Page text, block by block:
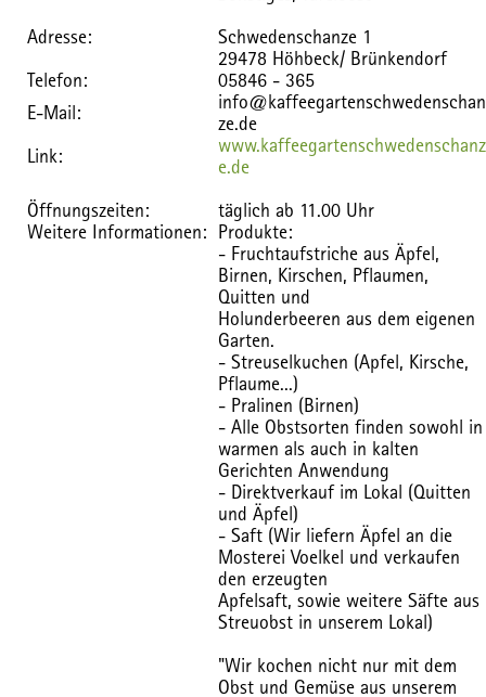
Adresse:
Schwedenschanze 1
29478 Höhbeck/ Brünkendorf
Telefon:
05846 - 365
E-Mail:
info@kaffeegartenschwedenschan
ze.de
Link:
www.kaffeegartenschwedenschanz
e.de
Öffnungszeiten:
täglich ab 11.00 Uhr
Weitere Informationen: Produkte:
- Fruchtaufstriche aus Äpfel,
Birnen, Kirschen, Pflaumen,
Quitten und
Holunderbeeren aus dem eigenen
Garten.
- Streuselkuchen (Apfel, Kirsche,
Pflaume...)
- Pralinen (Birnen)
- Alle Obstsorten finden sowohl in
warmen als auch in kalten
Gerichten Anwendung
- Direktverkauf im Lokal (Quitten
und Äpfel)
- Saft (Wir liefern Äpfel an die
Mosterei Voelkel und verkaufen
den erzeugten
Apfelsaft, sowie weitere Säfte aus
Streuobst in unserem Lokal)
"Wir kochen nicht nur mit dem
Obst und Gemüse aus unserem